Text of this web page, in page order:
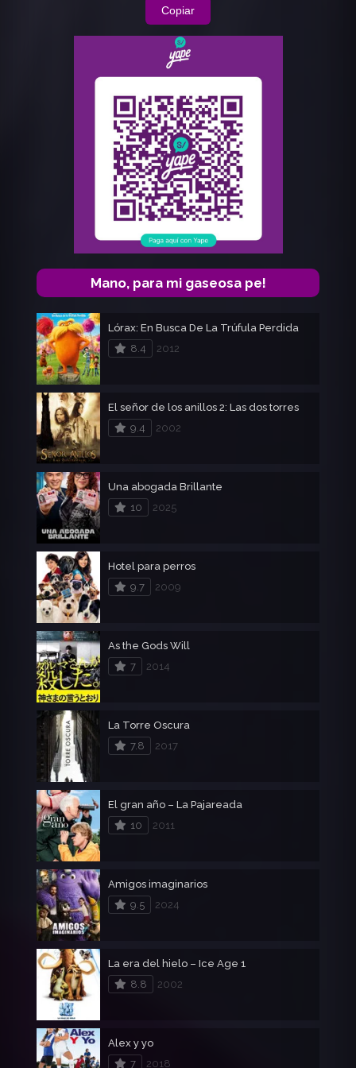
Copiar
Mano, para mi gaseosa pe!
Lórax: En Busca De La Trúfula Perdida
8.4
2012
El señor de los anillos 2: Las dos torres
9.4
2002
Una abogada Brillante
10
2025
Hotel para perros
9.7
2009
As the Gods Will
7
2014
La Torre Oscura
7.8
2017
El gran año – La Pajareada
10
2011
Amigos imaginarios
9.5
2024
La era del hielo – Ice Age 1
8.8
2002
Alex y yo
7
2018